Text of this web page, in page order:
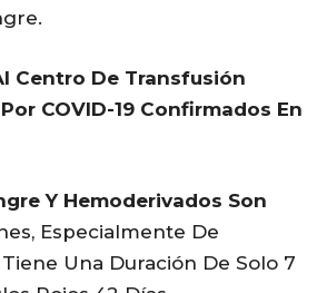
Centro De Transfusión
COVID-19 Confirmados En
Y Hemoderivados Son
Especialmente De
Una Duración De Solo 7